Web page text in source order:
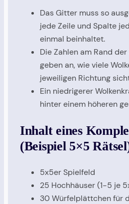
Das Gitter muss so
jede Zeile und Spalte
einmal beinhaltet.
Die Zahlen am Rand
geben an, wie viele
jeweiligen Richtung
Ein niedrigerer
hinter einem höheren
Inhalt eines
(Beispiel 5×5
5x5er Spielfeld
25 Hochhäuser (1-5 je
30 Würfelplättchen für